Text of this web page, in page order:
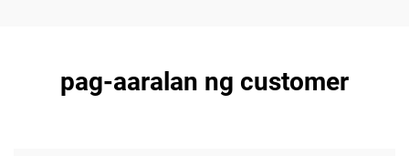
pag-aaralan ng customer